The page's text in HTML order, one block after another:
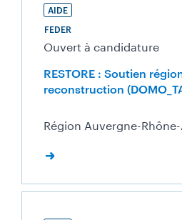
AIDE
FEDER
Ouvert à candidature
RESTORE : Soutien
reconstruction
Région Auvergne-